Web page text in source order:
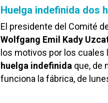
Huelga indefinida dos
El presidente del Comité
Wolfgang Emil Kady
los motivos por los cuales
huelga indefinida que, de
funciona la fábrica, de